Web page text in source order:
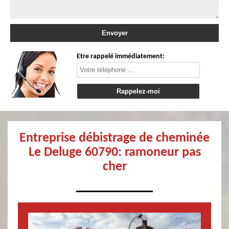
Etre rappelé immédiatement:
Entreprise débistrage de cheminée
Le Deluge 60790: ramoneur pas
cher